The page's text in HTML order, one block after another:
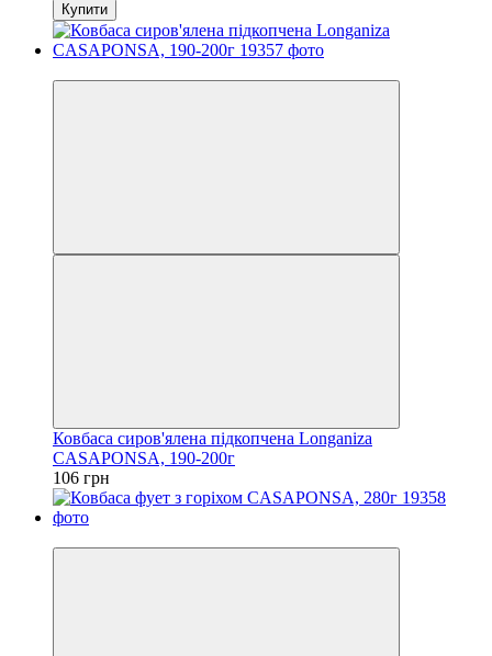
Купити
Ковбаса сиров'ялена підкопчена Longaniza
CASAPONSA, 190-200г
106 грн